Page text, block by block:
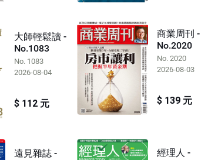
大師輕鬆讀 -
No.1083
No. 1083
2026-08-04
$ 112 元
商業周刊 -
No.2020
No. 2020
2026-08-03
$ 139 元
遠見雜誌 -
經理人 -